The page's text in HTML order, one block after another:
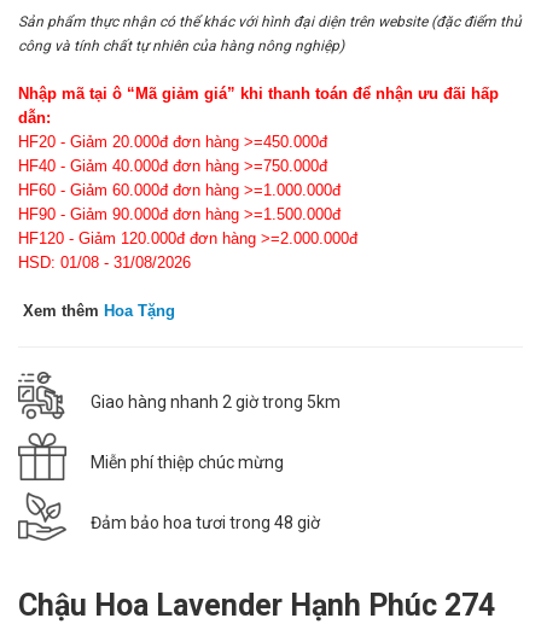
Sản phẩm thực nhận có thể khác với hình đại diện trên website (đặc điểm thủ
công và tính chất tự nhiên của hàng nông nghiệp)
Nhập mã tại ô “Mã giảm giá” khi thanh toán để nhận ưu đãi hấp
dẫn:
HF20 - Giảm 20.000đ đơn hàng >=450.000đ
HF40 - Giảm 40.000đ đơn hàng >=750.000đ
HF60 - Giảm 60.000đ đơn hàng >=1.000.000đ
HF90 - Giảm 90.000đ đơn hàng >=1.500.000đ
HF120 - Giảm 120.000đ đơn hàng >=2.000.000đ
HSD: 01/08 - 31/08/2026
Xem thêm Hoa Tặng
Giao hàng nhanh 2 giờ trong 5km
Miễn phí thiệp chúc mừng
Đảm bảo hoa tươi trong 48 giờ
Chậu Hoa Lavender Hạnh Phúc 274